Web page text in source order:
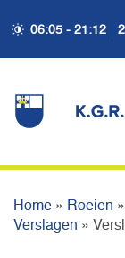
06:05 - 21:12
ARB/
Home » Roeien »
Verslagen »